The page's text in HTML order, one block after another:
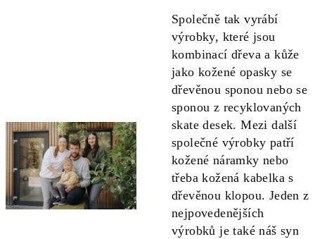
Společně tak vyrábí
výrobky, které jsou
kombinací dřeva a kůže
jako kožené opasky se
dřevěnou sponou nebo se
sponou z recyklovaných
skate desek. Mezi další
společné výrobky patří
kožené náramky nebo
třeba kožená kabelka s
dřevěnou klopou. Jeden z
nejpovedenějších
výrobků je také náš syn